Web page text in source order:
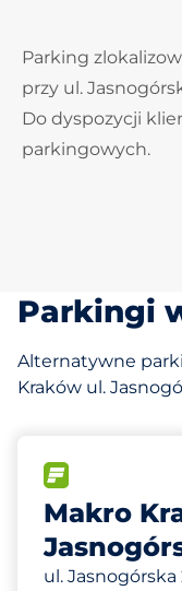
Parking
przy ul.
Do dyspozycji
parkingowych.
Parkingi
Alternatywne
Kraków ul.
Makro
ul. Jasnogórska
125 m